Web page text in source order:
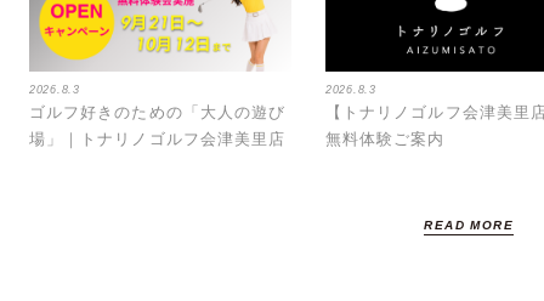
2026.8.3
ゴルフ好きのための「大人の遊び
場」｜トナリノゴルフ会津美里店
2026.8.3
【トナリノゴルフ会津美里
無料体験ご案内
READ MORE